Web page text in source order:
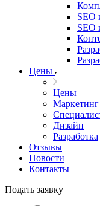
SEO
SEO
Цены
Цены
Маркетинг
Дизайн
Разработка
Отзывы
Новости
Контакты
Подать заявку